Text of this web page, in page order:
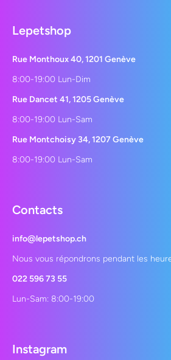
Lepetshop
Rue Monthoux 40, 1201 Genève
8:00-19:00 Lun-Dim
Rue Dancet 41, 1205 Genève
8:00-19:00 Lun-Sam
Rue Montchoisy 34, 1207 Genève
8:00-19:00 Lun-Sam
Contacts
info@lepetshop.ch
Nous vous répondrons pendant les
022 596 73 55
Lun-Sam: 8:00-19:00
Instagram